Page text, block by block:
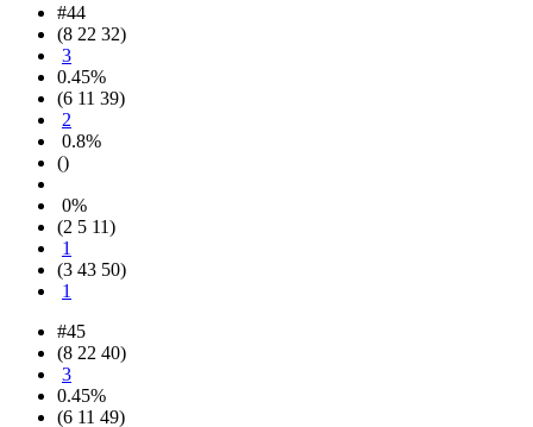
#44
(8 22 32)
3
0.45%
(6 11 39)
2
0.8%
()
0%
(2 5 11)
1
(3 43 50)
1
#45
(8 22 40)
3
0.45%
(6 11 49)